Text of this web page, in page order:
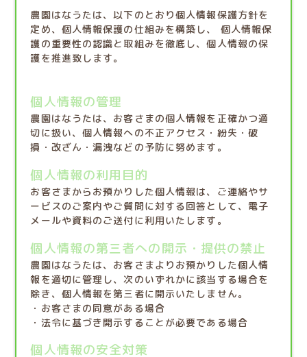
農園はなうたは、以下のとおり個人情報保護方針を
定め、個人情報保護の仕組みを構築し、 個人情報保
護の重要性の認識と取組みを徹底し、個人情報の保
護を推進致します。
個人情報の管理
農園はなうたは、お客さまの個人情報を正確かつ適
切に扱い、個人情報への不正アクセス・紛失・破
損・改ざん・漏洩などの予防に努めます。
個人情報の利用目的
お客さまからお預かりした個人情報は、ご連絡やサ
ービスのご案内やご質問に対する回答として、電子
メールや資料のご送付に利用いたします。
個人情報の第三者への開示・提供の禁止
農園はなうたは、お客さまよりお預かりした個人情
報を適切に管理し、次のいずれかに該当する場合を
除き、個人情報を第三者に開示いたしません。
・お客さまの同意がある場合
・法令に基づき開示することが必要である場合
個人情報の安全対策